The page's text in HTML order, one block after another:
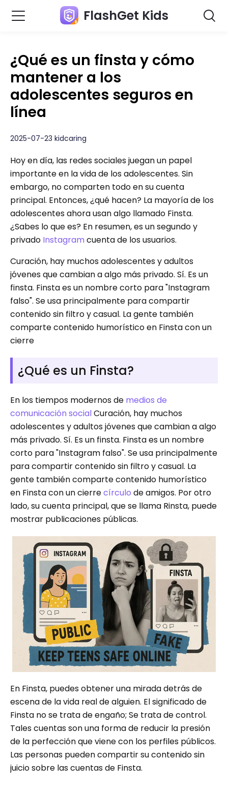
FlashGet Kids
¿Qué es un finsta y cómo
mantener a los
adolescentes seguros en
línea
2025-07-23 kidcaring
Hoy en día, las redes sociales juegan un papel
importante en la vida de los adolescentes. Sin
embargo, no comparten todo en su cuenta
principal. Entonces, ¿qué hacen? La mayoría de los
adolescentes ahora usan algo llamado Finsta.
¿Sabes lo que es? En resumen, es un segundo y
privado Instagram cuenta de los usuarios.
Curación, hay muchos adolescentes y adultos
jóvenes que cambian a algo más privado. Sí. Es un
finsta. Finsta es un nombre corto para "Instagram
falso". Se usa principalmente para compartir
contenido sin filtro y casual. La gente también
comparte contenido humorístico en Finsta con un
cierre
¿Qué es un Finsta?
En los tiempos modernos de medios de
comunicación socialCuración, hay muchos
adolescentes y adultos jóvenes que cambian a algo
más privado. Sí. Es un finsta. Finsta es un nombre
corto para "Instagram falso". Se usa principalmente
para compartir contenido sin filtro y casual. La
gente también comparte contenido humorístico
en Finsta con un cierrecírculo de amigos. Por otro
lado, su cuenta principal, que se llama Rinsta, puede
mostrar publicaciones públicas.
En Finsta, puedes obtener una mirada detrás de
escena de la vida real de alguien. El significado de
Finsta no se trata de engaño; Se trata de control.
Tales cuentas son una forma de reducir la presión
de la perfección que viene con los perfiles públicos.
Las personas pueden compartir su contenido sin
juicio sobre las cuentas de Finsta.